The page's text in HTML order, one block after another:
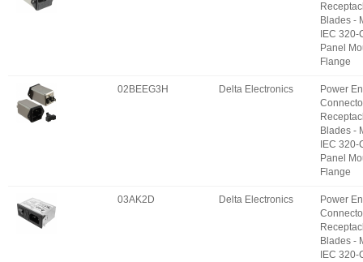
Blades -
IEC 320-
Panel
Flange
02BEEG3H Delta Electronics
Power
Blades -
IEC 320-
Panel
Flange
03AK2D Delta Electronics
Power
Blades -
IEC 320-